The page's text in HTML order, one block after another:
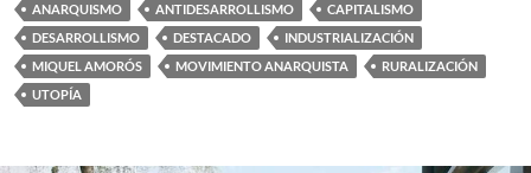
ANARQUISMO ANTIDESARROLLISMO
CAPITALISMO
DESARROLLISMO
DESTACADO
INDUSTRIALIZACIÓN
MIQUEL AMORÓS
MOVIMIENTO ANARQUISTA
RURALIZACIÓN
UTOPÍA